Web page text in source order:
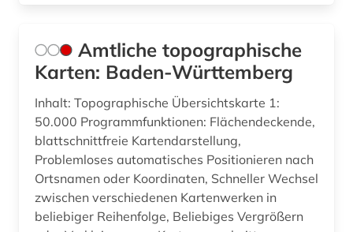
Amtliche topographische
Karten: Baden-Württemberg
Inhalt: Topographische Übersichtskarte 1:
50.000 Programmfunktionen: Flächendeckende,
blattschnittfreie Kartendarstellung,
Problemloses automatisches Positionieren nach
Ortsnamen oder Koordinaten, Schneller Wechsel
zwischen verschiedenen Kartenwerken in
beliebiger Reihenfolge, Beliebiges Vergrößern